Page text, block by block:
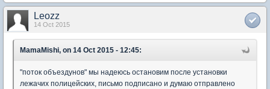
Leozz
14 Oct 2015
MamaMishi, on 14 Oct 2015 - 12:45:
"поток объездунов" мы надеюсь остановим после установки
лежачих полицейских, письмо подписано и думаю отправлено